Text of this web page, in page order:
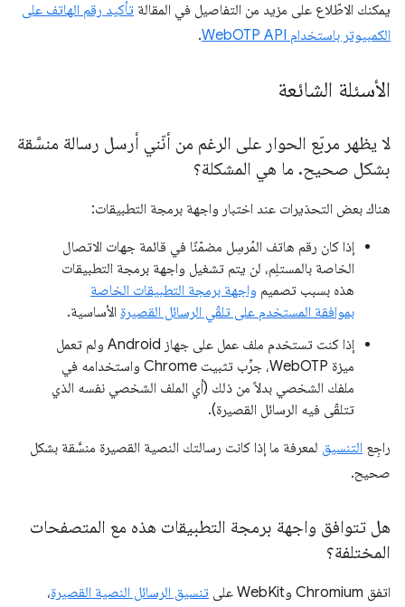
يمكنك الاطّلاع على مزيد من التفاصيل في المقالة تأكيد رقم الهاتف على
الكمبيوتر باستخدام WebOTP API
.
الأسئلة الشائعة
لا يظهر مربّع الحوار على الرغم من أنّني أرسل رسالة منسَّقة
بشكل صحيح. ما هي المشكلة؟
هناك بعض التحذيرات عند اختبار واجهة برمجة التطبيقات:
إذا كان رقم هاتف المُرسِل مضمّنًا في قائمة جهات الاتصال
الخاصة بالمستلِم، لن يتم تشغيل واجهة برمجة التطبيقات
هذه بسبب تصميم واجهة برمجة التطبيقات الخاصة
بموافقة المستخدم على تلقّي الرسائل القصيرة الأساسية.
إذا كنت تستخدم ملف عمل على جهاز Android ولم تعمل
ميزة WebOTP، جرِّب تثبيت Chrome واستخدامه في
ملفك الشخصي بدلاً من ذلك (أي الملف الشخصي نفسه الذي
تتلقّى فيه الرسائل القصيرة).
راجِع التنسيق لمعرفة ما إذا كانت رسالتك النصية القصيرة منسَّقة بشكل
صحيح.
هل تتوافق واجهة برمجة التطبيقات هذه مع المتصفحات
المختلفة؟
اتفق Chromium وWebKit على تنسيق الرسائل النصية القصيرة،